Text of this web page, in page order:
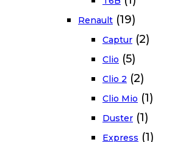
Renault (19)
Captur (2)
Clio (5)
Clio 2 (2)
Clio Mio (1)
Duster (1)
Express (1)